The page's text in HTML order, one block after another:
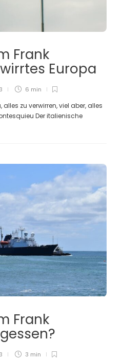
Frank
Europa
3 6 min
zu verwirren, viel aber, alles
Der italienische
Frank
3 3 min